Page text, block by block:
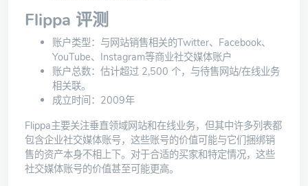
Flippa 评测
账户类型：与网站销售相关的Twitter、Facebook、
YouTube、Instagram等商业社交媒体账户
账户总数：估计超过 2,500 个，与待售网站/在线业务
相关联。
成立时间：2009年
Flippa主要关注垂直领域网站和在线业务，但其中许多列表都
包含企业社交媒体账号，这些账号的价值可能与它们捆绑销
售的资产本身不相上下。对于合适的买家和特定情况，这些
社交媒体账号的价值甚至可能更高。